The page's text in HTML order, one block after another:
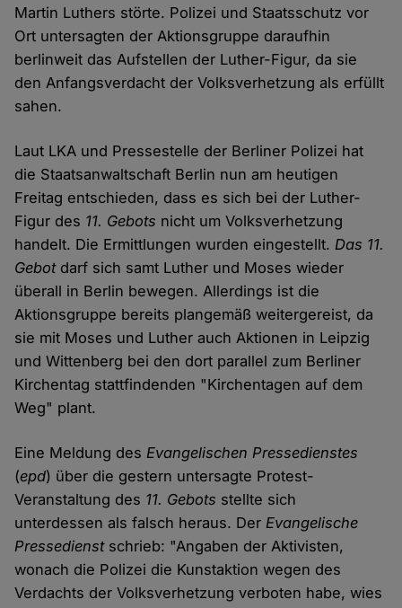
Martin Luthers störte. Polizei und Staatsschutz vor
Ort untersagten der Aktionsgruppe daraufhin
berlinweit das Aufstellen der Luther-Figur, da sie
den Anfangsverdacht der Volksverhetzung als erfüllt
sahen.
Laut LKA und Pressestelle der Berliner Polizei hat
die Staatsanwaltschaft Berlin nun am heutigen
Freitag entschieden, dass es sich bei der Luther-
Figur des 11. Gebots nicht um Volksverhetzung
handelt. Die Ermittlungen wurden eingestellt.Das 11.
Gebotdarf sich samt Luther und Moses wieder
überall in Berlin bewegen. Allerdings ist die
Aktionsgruppe bereits plangemäß weitergereist, da
sie mit Moses und Luther auch Aktionen in Leipzig
und Wittenberg bei den dort parallel zum Berliner
Kirchentag stattfindenden "Kirchentagen auf dem
Weg" plant.
Eine Meldung desEvangelischen Pressedienstes
(epd) über die gestern untersagte Protest-
Veranstaltung des 11. Gebots stellte sich
unterdessen als falsch heraus. DerEvangelische
Pressedienstschrieb: "Angaben der Aktivisten,
wonach die Polizei die Kunstaktion wegen des
Verdachts der Volksverhetzung verboten habe, wies